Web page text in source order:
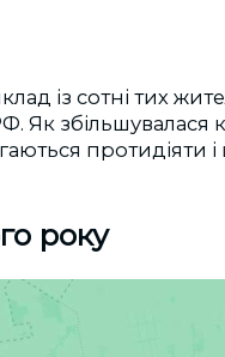
із сотні тих
збільшувалася
протидіяти
року